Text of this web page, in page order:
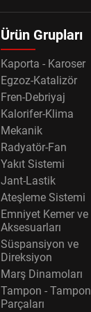
Ürün Grupları
Kaporta - Karoser
Egzoz-Katalizör
Fren-Debriyaj
Kalorifer-Klima
Mekanik
Radyatör-Fan
Yakıt Sistemi
Jant-Lastik
Ateşleme Sistemi
Emniyet Kemer ve
Aksesuarları
Süspansiyon ve
Direksiyon
Marş Dinamoları
Tampon - Tampon
Parçaları